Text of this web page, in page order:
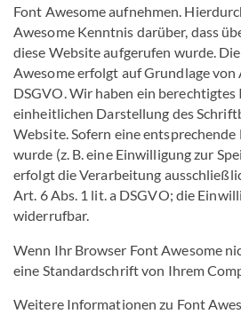
Font Awesome aufnehmen.
Awesome Kenntnis darüber, dass
diese Website aufgerufen wurde.
Awesome erfolgt auf Grundlage von
DSGVO. Wir haben ein berechtigtes
einheitlichen Darstellung des
Website. Sofern eine
wurde (z. B. eine Einwilligung zur
erfolgt die Verarbeitung
Art. 6 Abs. 1 lit. a DSGVO; die
widerrufbar.
Wenn Ihr Browser Font Awesome
eine Standardschrift von Ihrem
Weitere Informationen zu Font